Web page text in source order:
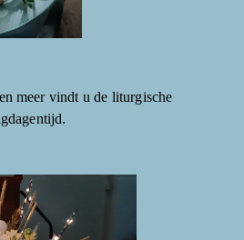
meer vindt u de liturgische